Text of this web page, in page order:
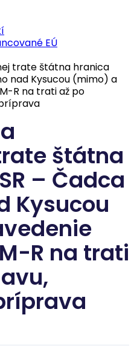
EÚ
trate štátna hranica
nad Kysucou (mimo) a
R na trati až po
štátna
– Čadca
Kysucou
R na trati